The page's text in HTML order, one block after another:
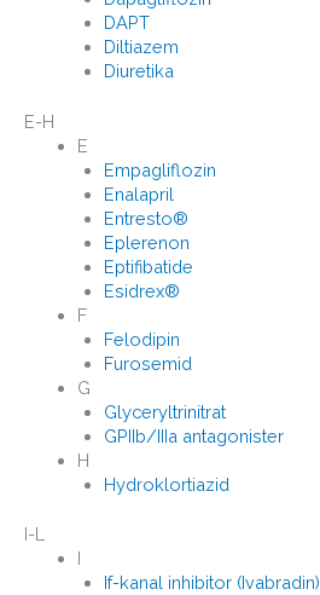
DAPT
Diltiazem
Diuretika
E-H
E
Empagliflozin
Enalapril
Entresto®
Eplerenon
Eptifibatide
Esidrex®
F
Felodipin
Furosemid
G
Glyceryltrinitrat
GPIIb/IIIa antagonister
H
Hydroklortiazid
I-L
I
If-kanal inhibitor (Ivabradin)